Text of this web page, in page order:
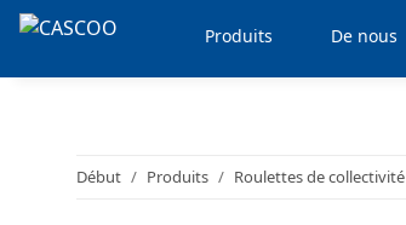
Produits De nous
Début Produits Roulettes de collectivité